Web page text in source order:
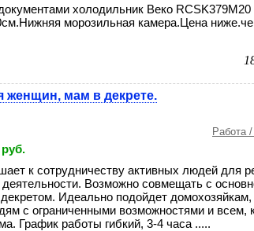
холодильник Веко
морозильная камера.Цена
женщин, мам в декрете.
Работа
к сотрудничеству активных людей для
Возможно совмещать с
Идеально подойдет домохозяйкам,
с ограниченными возможностями и всем,
График работы гибкий, 3-4 часа .....